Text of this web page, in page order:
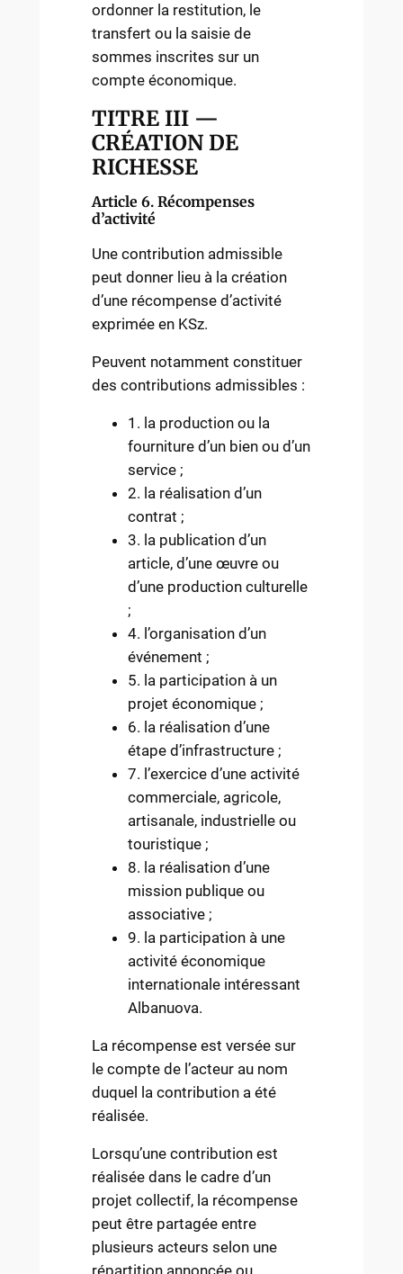
ordonner la restitution, le
transfert ou la saisie de
sommes inscrites sur un
compte économique.
TITRE III —
CRÉATION DE
RICHESSE
Article 6. Récompenses
d’activité
Une contribution admissible
peut donner lieu à la création
d’une récompense d’activité
exprimée en KSz.
Peuvent notamment constituer
des contributions admissibles :
1. la production ou la
fourniture d’un bien ou d’un
service ;
2. la réalisation d’un
contrat ;
3. la publication d’un
article, d’une œuvre ou
d’une production culturelle
;
4. l’organisation d’un
événement ;
5. la participation à un
projet économique ;
6. la réalisation d’une
étape d’infrastructure ;
7. l’exercice d’une activité
commerciale, agricole,
artisanale, industrielle ou
touristique ;
8. la réalisation d’une
mission publique ou
associative ;
9. la participation à une
activité économique
internationale intéressant
Albanuova.
La récompense est versée sur
le compte de l’acteur au nom
duquel la contribution a été
réalisée.
Lorsqu’une contribution est
réalisée dans le cadre d’un
projet collectif, la récompense
peut être partagée entre
plusieurs acteurs selon une